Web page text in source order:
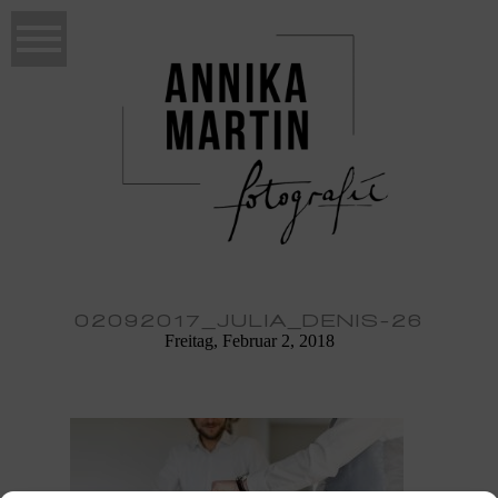
02092017_JULIA_DENIS-26
Freitag, Februar 2, 2018